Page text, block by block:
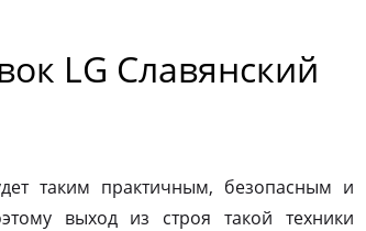
LG Славянский
таким практичным, безопасным и
выход из строя такой техники